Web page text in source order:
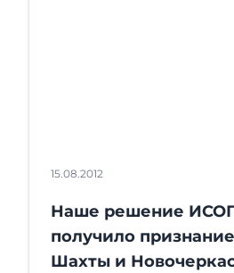
15.08.2012
Наше решение
получило
Шахты и